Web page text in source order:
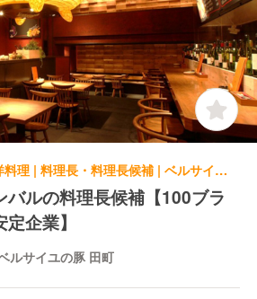
イタリアン, 洋食・西洋料理 | 料理長・料理長候補 | ベルサイユの豚 ベルサイユの豚 田町
バルの料理長候補【100ブラ
企業】
ルサイユの豚 田町